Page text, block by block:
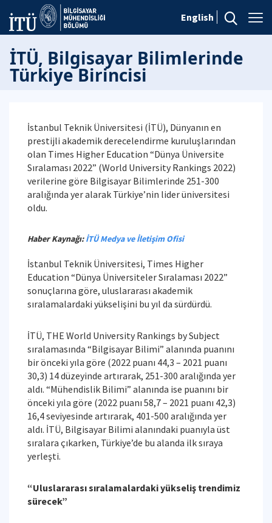
English
İTÜ, Bilgisayar Bilimlerinde
Türkiye Birincisi
İstanbul Teknik Üniversitesi (İTÜ), Dünyanın en
prestijli akademik derecelendirme kuruluşlarından
olan Times Higher Education “Dünya Üniversite
Sıralaması 2022” (World University Rankings 2022)
verilerine göre Bilgisayar Bilimlerinde 251-300
aralığında yer alarak Türkiye’nin lider üniversitesi
oldu.
Haber Kaynağı:İTÜ Medya ve İletişim Ofisi
İstanbul Teknik Üniversitesi, Times Higher
Education “Dünya Üniversiteler Sıralaması 2022”
sonuçlarına göre, uluslararası akademik
sıralamalardaki yükselişini bu yıl da sürdürdü.
İTÜ, THE World University Rankings by Subject
sıralamasında “Bilgisayar Bilimi” alanında puanını
bir önceki yıla göre (2022 puanı 44,3 – 2021 puanı
30,3) 14 düzeyinde artırarak, 251-300 aralığında yer
aldı. “Mühendislik Bilimi” alanında ise puanını bir
önceki yıla göre (2022 puanı 58,7 – 2021 puanı 42,3)
16,4 seviyesinde artırarak, 401-500 aralığında yer
aldı. İTÜ, Bilgisayar Bilimi alanındaki puanıyla üst
sıralara çıkarken, Türkiye’de bu alanda ilk sıraya
yerleşti.
“Uluslararası sıralamalardaki yükseliş trendimiz
sürecek”